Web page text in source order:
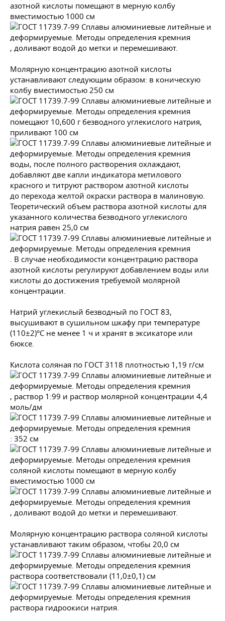
азотной кислоты помещают в мерную колбу
вместимостью 1000 см
, доливают водой до метки и перемешивают.
Молярную концентрацию азотной кислоты
устанавливают следующим образом: в коническую
колбу вместимостью 250 см
помещают 10,600 г безводного углекислого натрия,
приливают 100 см
воды, после полного растворения охлаждают,
добавляют две капли индикатора метилового
красного и титруют раствором азотной кислоты
до перехода желтой окраски раствора в малиновую.
Теоретический объем раствора азотной кислоты для
указанного количества безводного углекислого
натрия равен 25,0 см
. В случае необходимости концентрацию раствора
азотной кислоты регулируют добавлением воды или
кислоты до достижения требуемой молярной
концентрации.
Натрий углекислый безводный по ГОСТ 83,
высушивают в сушильном шкафу при температуре
(110±2)°С не менее 1 ч и хранят в эксикаторе или
бюксе.
Кислота соляная по ГОСТ 3118 плотностью 1,19 г/см
, раствор 1:99 и раствор молярной концентрации 4,4
моль/дм
: 352 см
соляной кислоты помещают в мерную колбу
вместимостью 1000 см
, доливают водой до метки и перемешивают.
Молярную концентрацию раствора соляной кислоты
устанавливают таким образом, чтобы 20,0 см
раствора соответствовали (11,0±0,1) см
раствора гидроокиси натрия.